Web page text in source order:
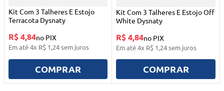
Kit Com 3 Talheres E Estojo
Terracota Dysnaty
R$ 4,84no PIX
Em até4x R$ 1,24sem juros
COMPRAR
Kit Com 3 Talheres E Estojo Off
White Dysnaty
R$ 4,84no PIX
Em até4x R$ 1,24sem juros
COMPRAR